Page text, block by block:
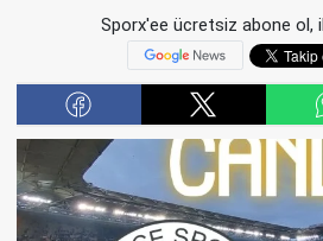
Sporx'ee ücretsiz abone ol,